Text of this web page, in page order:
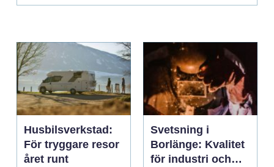
Husbilsverkstad:
För tryggare resor
året runt
Svetsning i
Borlänge: Kvalitet
för industri och